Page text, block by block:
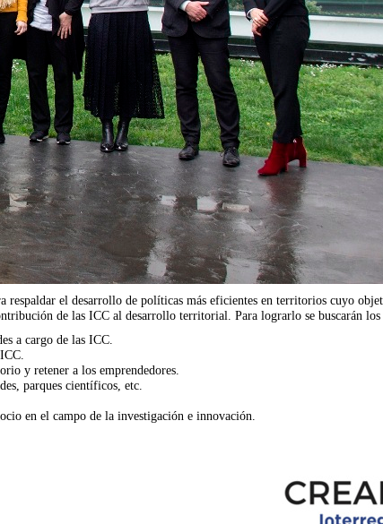
el desarrollo de políticas más eficientes en territorios cuyo
de las ICC al desarrollo territorial. Para lograrlo se buscarán los
a cargo de las ICC.
y retener a los emprendedores.
parques científicos, etc.
en el campo de la investigación e innovación.